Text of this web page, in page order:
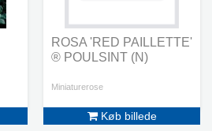
ROSA 'RED PAILLETTE'
® POULSINT (N)
Miniaturerose
Køb billede